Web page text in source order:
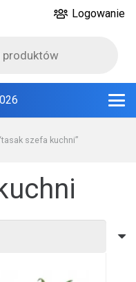
Logowanie
szefa kuchni”